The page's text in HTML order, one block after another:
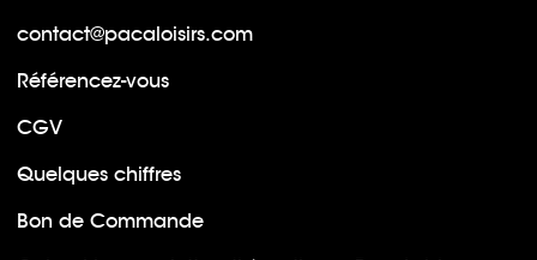
contact@pacaloisirs.com
Référencez-vous
CGV
Quelques chiffres
Bon de Commande